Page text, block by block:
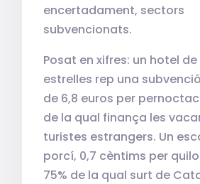
encertadament, sectors
subvencionats.
Posat en xifres: un hotel
estrelles rep una
de 6,8 euros per
de la qual finança les
turistes estrangers. Un
porcí, 0,7 cèntims per
75% de la qual surt de